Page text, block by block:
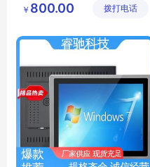
班班通系统
监控设备电子班牌
公司
￥ 800.00 拨打电话